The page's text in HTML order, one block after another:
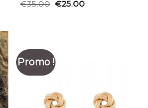
€35.00 €25.00
Promo !